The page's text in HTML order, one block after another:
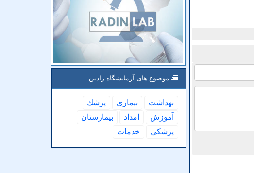
موضوع های آزمایشگاه رادین
بهداشت بیماری
پزشك
آموزش
امداد
بیمارستان
پزشكی
خدمات